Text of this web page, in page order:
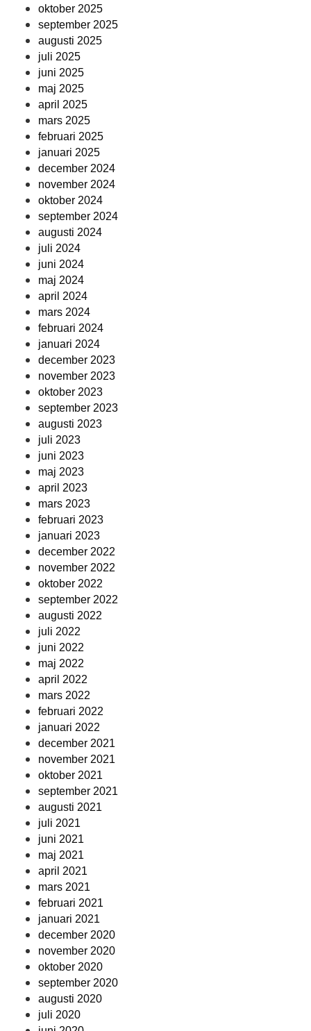
oktober 2025
september 2025
augusti 2025
juli 2025
juni 2025
maj 2025
april 2025
mars 2025
februari 2025
januari 2025
december 2024
november 2024
oktober 2024
september 2024
augusti 2024
juli 2024
juni 2024
maj 2024
april 2024
mars 2024
februari 2024
januari 2024
december 2023
november 2023
oktober 2023
september 2023
augusti 2023
juli 2023
juni 2023
maj 2023
april 2023
mars 2023
februari 2023
januari 2023
december 2022
november 2022
oktober 2022
september 2022
augusti 2022
juli 2022
juni 2022
maj 2022
april 2022
mars 2022
februari 2022
januari 2022
december 2021
november 2021
oktober 2021
september 2021
augusti 2021
juli 2021
juni 2021
maj 2021
april 2021
mars 2021
februari 2021
januari 2021
december 2020
november 2020
oktober 2020
september 2020
augusti 2020
juli 2020